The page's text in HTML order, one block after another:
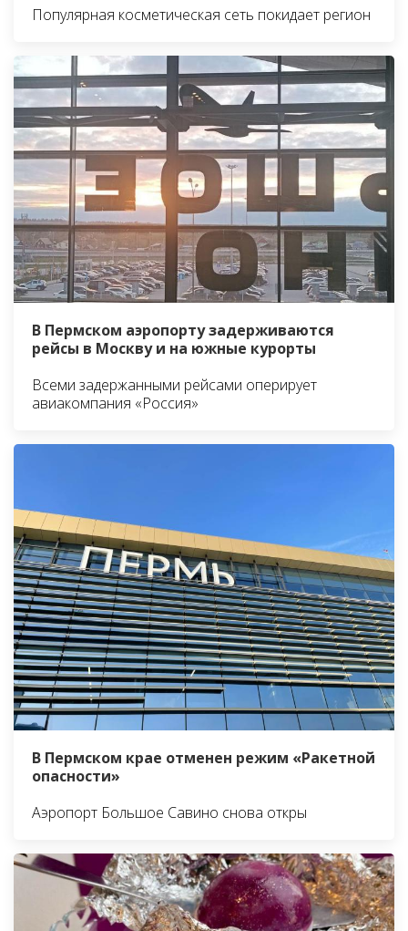
Популярная косметическая сеть покидает регион
В Пермском аэропорту задерживаются
рейсы в Москву и на южные курорты
Всеми задержанными рейсами оперирует
авиакомпания «Россия»
В Пермском крае отменен режим «Ракетной
опасности»
Аэропорт Большое Савино снова откры